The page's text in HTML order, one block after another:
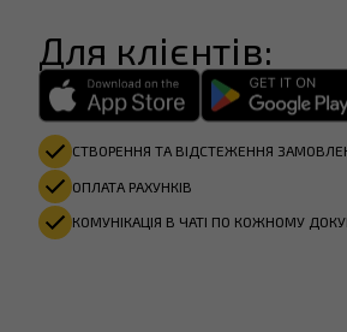
Для клієнтів:
СТВОРЕННЯ ТА ВІДСТЕЖЕННЯ
ОПЛАТА РАХУНКІВ​
КОМУНІКАЦІЯ В ЧАТІ ПО КОЖНОМУ